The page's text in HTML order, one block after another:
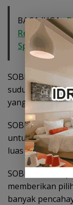
BACA JUGA:
Resort
Spesial dan
SOBIZ Prime:
sudut dan
yang ingin
SOBIZ Suite:
untuk kantor
luas untuk area
SOBIZ Volto:
memberikan
banyak